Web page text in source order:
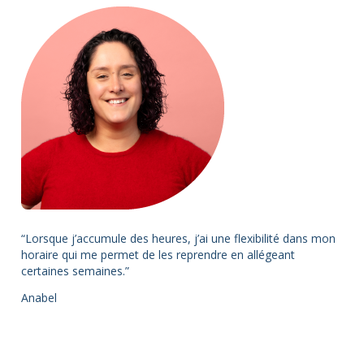
“Lorsque j’accumule des heures, j’ai une flexibilité dans mon
horaire qui me permet de les reprendre en allégeant
certaines semaines.”
Anabel